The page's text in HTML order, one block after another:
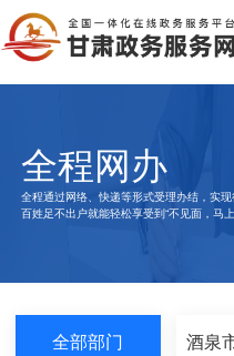
全程网办
全程通过网络、快递等形式受理办结，实
百姓足不出户就能轻松享受到“不见面，马上
全部部门